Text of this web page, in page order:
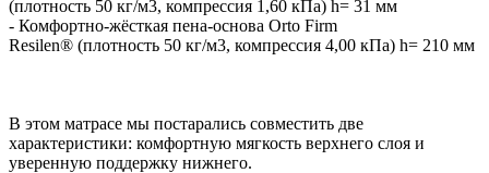
(плотность 50 кг/м3, компрессия 1,60 кПа) h= 31 мм
- Комфортно-жёсткая пена-основа Orto Firm
Resilen® (плотность 50 кг/м3, компрессия 4,00 кПа) h= 210 мм
В этом матрасе мы постарались совместить две
характеристики: комфортную мягкость верхнего слоя и
уверенную поддержку нижнего.